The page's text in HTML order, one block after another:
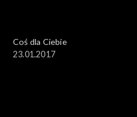
Coś dla Ciebie
23.01.2017